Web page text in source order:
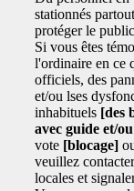
stationnés
protéger le
Si vous êtes
l'ordinaire en ce
officiels, des
et/ou lses
inhabituels [des
avec guide et/
vote [blocage]
veuillez
locales et